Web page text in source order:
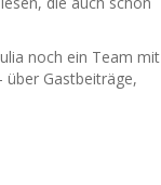
noch ein Team mit
Gastbeiträge,